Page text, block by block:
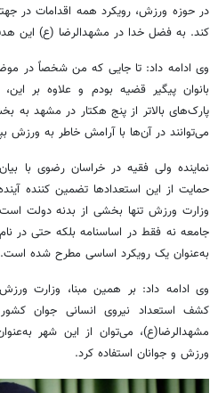
در حوزه ورزش، رویکرد همه اقدامات در
کند. به فضل خدا در مشهدالرضا (ع) این
وی ادامه داد: تا جایی که من شخصاً در
بانوان پیگیر قضیه بودم و علاوه بر
پارک‌های بالاتر از پنج هکتار در مشهد به
می‌توانند در آن‌ها با آرامش خاطر به ورزش
نماینده ولی فقیه در خراسان رضوی با
حمایت از این استعدادها تضمین کننده
وزارت ورزش تنها بخشی از بدنه دولت
جامعه نه فقط در اساسنامه بلکه حتی در
به‌عنوان یک رویکرد اساسی مطرح شده است.
وی ادامه داد: بر همین مبنا، وزارت
کشف استعداد نیروی انسانی جوان
مشهدالرضا(ع)، می‌توان از این شهر
ورزش و جوانان استفاده کرد.